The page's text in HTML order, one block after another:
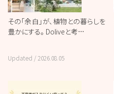
その「余白」が、植物との暮らしを
豊かにする。 Doliveと考…
Updated /2026.08.05